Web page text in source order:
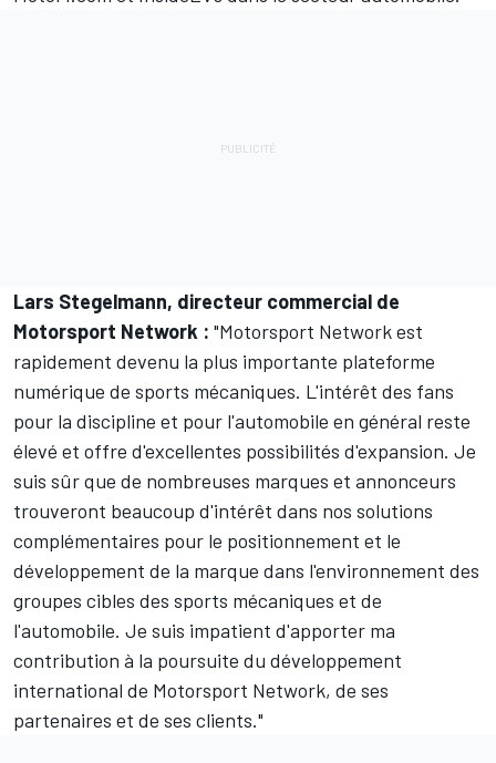
Lars Stegelmann, directeur commercial de
Motorsport Network : "Motorsport Networkest
rapidement devenu la plus importante plateforme
numérique de sports mécaniques. L'intérêt des fans
pour la discipline et pour l'automobile en général reste
élevé et offre d'excellentes possibilités d'expansion. Je
suis sûr que de nombreuses marques et annonceurs
trouveront beaucoup d'intérêt dans nos solutions
complémentaires pour le positionnement et le
développement de la marque dans l'environnement des
groupes cibles des sports mécaniques et de
l'automobile. Je suis impatient d'apporter ma
contribution à la poursuite du développement
international de Motorsport Network, de ses
partenaires et de ses clients."